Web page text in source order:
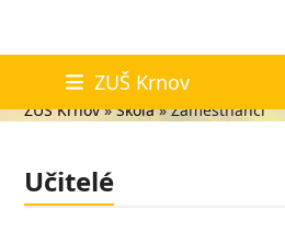
content
ZUŠ Krnov
Zaměstnanci
ZUŠ Krnov»Škola»Zaměstnanci
Učitelé